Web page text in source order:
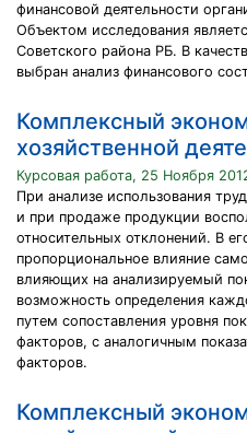
финансовой деятельности
Объектом исследования
Советского района РБ. В
выбран анализ финансового
Комплексный
хозяйственной
Курсовая работа, 25 Ноября
При анализе использования
и при продаже продукции
относительных отклонений. В
пропорциональное влияние
влияющих на анализируемый
возможность определения
путем сопоставления уровня
факторов, с аналогичным
факторов.
Комплексный